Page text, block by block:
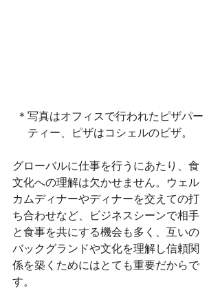
＊写真はオフィスで行われたピザパー
ティー、ピザはコシェルのビザ。
グローバルに仕事を行うにあたり、食
文化への理解は欠かせません。ウェル
カムディナーやディナーを交えての打
ち合わせなど、ビジネスシーンで相手
と食事を共にする機会も多く、互いの
バックグランドや文化を理解し信頼関
係を築くためにはとても重要だからで
す。